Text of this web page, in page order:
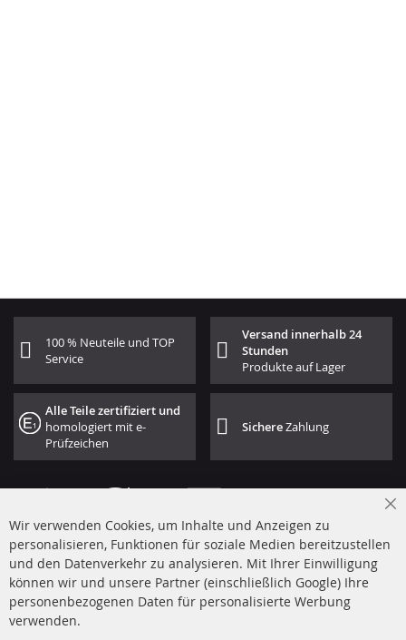
100 % Neuteile und TOP
Service
Versand innerhalb 24
Stunden
Produkte auf Lager
Alle Teile zertifiziert und
homologiert mit e-
Prüfzeichen
SichereZahlung
+49 (0) 4533 799 00 0
Mo-Do: 09-17 Uhr, Fr 09-16 Uhr
info@contra-automotive.de
Wir verwenden Cookies, um Inhalte und Anzeigen zu
personalisieren, Funktionen für soziale Medien bereitzustellen
und den Datenverkehr zu analysieren. Mit Ihrer Einwilligung
können wir und unsere Partner (einschließlich Google) Ihre
personenbezogenen Daten für personalisierte Werbung
verwenden.